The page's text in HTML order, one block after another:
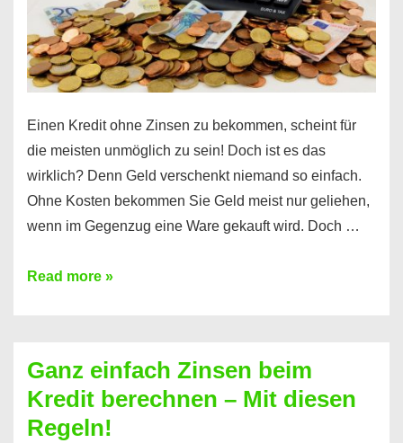
erfahren
Sie
es
Einen Kredit ohne Zinsen zu bekommen, scheint für
die meisten unmöglich zu sein! Doch ist es das
wirklich? Denn Geld verschenkt niemand so einfach.
Ohne Kosten bekommen Sie Geld meist nur geliehen,
wenn im Gegenzug eine Ware gekauft wird. Doch …
Einen
bekommen?
So
ist
Read more »
Ganz einfach Zinsen beim
Kredit berechnen – Mit diesen
Regeln!